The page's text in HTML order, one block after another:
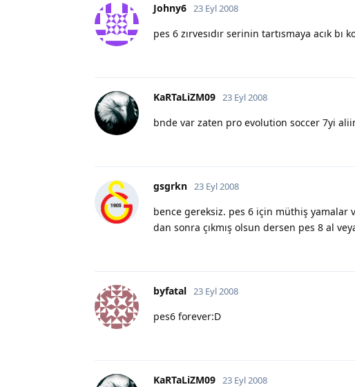
Johny6 23 Eyl 2008
pes 6 zırvesıdır serinin tartısmaya acık bı
KaRTaLiZM09 23 Eyl 2008
bnde var zaten pro evolution soccer 7yi
gsgrkn 23 Eyl 2008
bence gereksiz. pes 6 için müthiş yamalar
dan sonra çıkmış olsun dersen pes 8 al
byfatal 23 Eyl 2008
pes6 forever:D
KaRTaLiZM09 23 Eyl 2008